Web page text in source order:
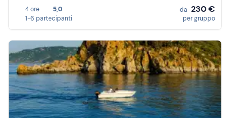
4 ore
5,0
1-6 partecipanti
da 230 €
per gruppo